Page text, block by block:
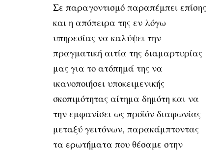
Σε παραγοντισμό παραπέμπει επίσης
και η απόπειρα της εν λόγω
υπηρεσίας να καλύψει την
πραγματική αιτία της διαμαρτυρίας
μας για το ατόπημά της να
ικανοποιήσει υποκειμενικής
σκοπιμότητας αίτημα δημότη και να
την εμφανίσει ως προϊόν διαφωνίας
μεταξύ γειτόνων, παρακάμπτοντας
τα ερωτήματα που θέσαμε στην